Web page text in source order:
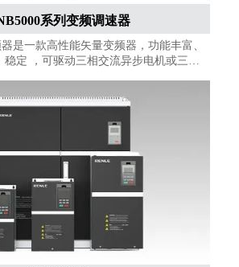
系列变频调速器
是一款高性能矢量变频器，功能丰富、
定 ，可驱动三相交流异步电机或三相
能力。支持多种I/O扩展板卡、多种PG
展板卡，广泛应用于各种自动化生产设备